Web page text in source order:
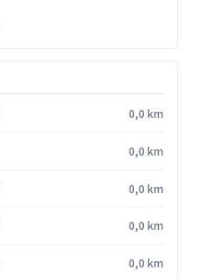
0,0 km
0,0 km
0,0 km
0,0 km
0,0 km